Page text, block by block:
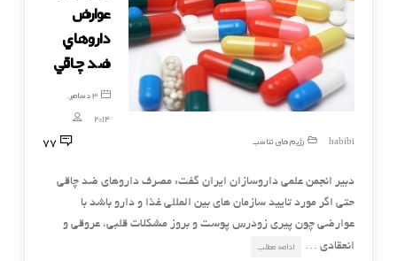
عوارض
داروهاي
ضد چاقي
3 دسامبر,
2014
habibi
رژیم های تناسب 77
دبير انجمن علمي داروسازان ايران گفت: مصرف داروهاي ضد چاقي
حتي اگر مورد تاييد سازمان هاي بين المللي غذا و دارو باشد با
عوارضي چون پيري زودرس پوست و بروز مشکلات قلبي، عروقي و
انعقادي …
ادامه مطلب